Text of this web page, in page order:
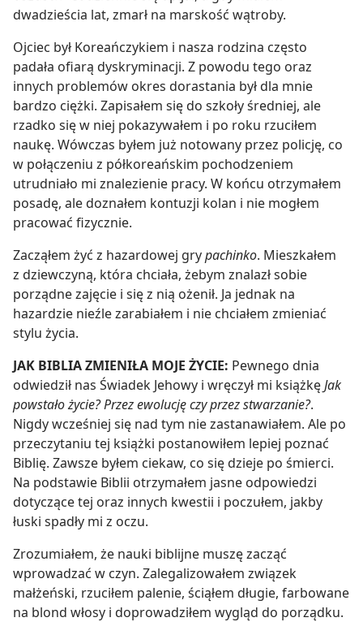
dwadzieścia lat, zmarł na marskość wątroby.
Ojciec był Koreańczykiem i nasza rodzina często
padała ofiarą dyskryminacji. Z powodu tego oraz
innych problemów okres dorastania był dla mnie
bardzo ciężki. Zapisałem się do szkoły średniej, ale
rzadko się w niej pokazywałem i po roku rzuciłem
naukę. Wówczas byłem już notowany przez policję, co
w połączeniu z półkoreańskim pochodzeniem
utrudniało mi znalezienie pracy. W końcu otrzymałem
posadę, ale doznałem kontuzji kolan i nie mogłem
pracować fizycznie.
Zacząłem żyć z hazardowej grypachinko. Mieszkałem
z dziewczyną, która chciała, żebym znalazł sobie
porządne zajęcie i się z nią ożenił. Ja jednak na
hazardzie nieźle zarabiałem i nie chciałem zmieniać
stylu życia.
JAK BIBLIA ZMIENIŁA MOJE ŻYCIE: Pewnego dnia
odwiedził nas Świadek Jehowy i wręczył mi książkęJak
powstało życie? Przez ewolucję czy przez stwarzanie?.
Nigdy wcześniej się nad tym nie zastanawiałem. Ale po
przeczytaniu tej książki postanowiłem lepiej poznać
Biblię. Zawsze byłem ciekaw, co się dzieje po śmierci.
Na podstawie Biblii otrzymałem jasne odpowiedzi
dotyczące tej oraz innych kwestii i poczułem, jakby
łuski spadły mi z oczu.
Zrozumiałem, że nauki biblijne muszę zacząć
wprowadzać w czyn. Zalegalizowałem związek
małżeński, rzuciłem palenie, ściąłem długie, farbowane
na blond włosy i doprowadziłem wygląd do porządku.